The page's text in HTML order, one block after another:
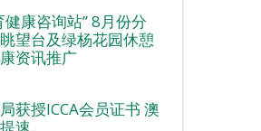
健康咨询站” 8月份分
望台及绿杨花园休憩
资讯推广
获授ICCA会员证书 澳